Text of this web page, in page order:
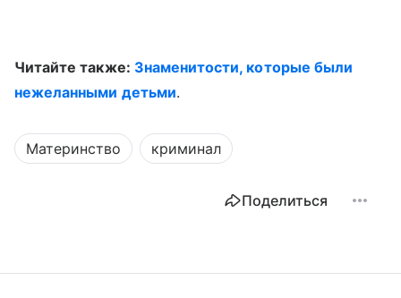
Читайте также: Знаменитости, которые были
нежеланными детьми.
Материнство криминал
Поделиться